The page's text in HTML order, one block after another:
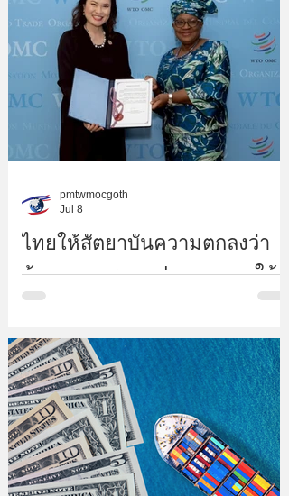
ของไทยในตลาดแอฟริกา
ไทยให้สัตยาบันความตกลงว่า
ด้วยการอุดหนุนประมง ภายใต้
องค์การการค้าโลกโชว์บทบาท
นำด้านการรักษาความยั่งยืน
ของทรัพยากรสัตว์น้ำ
pmtwmocgoth
Jul 8